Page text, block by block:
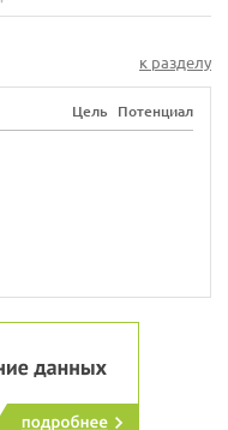
к разделу
Цель Потенциал